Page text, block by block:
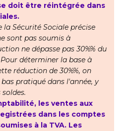
doit être réintégrée dans
la Sécurité Sociale précise
sont pas soumis à
ne dépasse pas 30%% du
déterminer la base à
réduction de 30%%, on
pratiqué dans l'année, y
les ventes aux
dans les comptes
à la TVA. Les